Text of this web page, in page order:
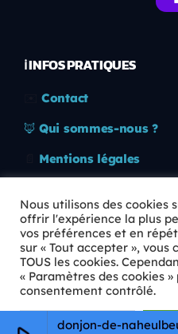
donjon-de-
ℹ️ INFOS PRATIQUES
Contact
🦊 Qui sommes-nous ?
Mentions légales
🛡️ RGPD
Copyright © 2026 Animkids.
Nous utilisons des cookies
offrir l'expérience la plus
vos préférences et en
sur « Tout accepter »,
TOUS les cookies.
« Paramètres des cookies
consentement contrôlé.
Paramètres Cookie Tout